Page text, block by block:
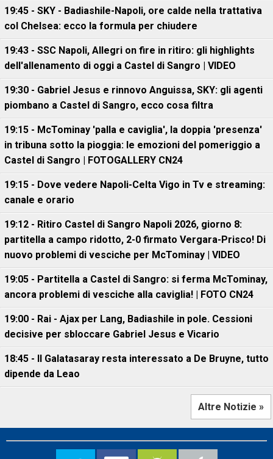
19:45 - SKY - Badiashile-Napoli, ore calde nella trattativa
col Chelsea: ecco la formula per chiudere
19:43 - SSC Napoli, Allegri on fire in ritiro: gli highlights
dell'allenamento di oggi a Castel di Sangro | VIDEO
19:30 - Gabriel Jesus e rinnovo Anguissa, SKY: gli agenti
piombano a Castel di Sangro, ecco cosa filtra
19:15 - McTominay 'palla e caviglia', la doppia 'presenza'
in tribuna sotto la pioggia: le emozioni del pomeriggio a
Castel di Sangro | FOTOGALLERY CN24
19:15 - Dove vedere Napoli-Celta Vigo in Tv e streaming:
canale e orario
19:12 - Ritiro Castel di Sangro Napoli 2026, giorno 8:
partitella a campo ridotto, 2-0 firmato Vergara-Prisco! Di
nuovo problemi di vesciche per McTominay | VIDEO
19:05 - Partitella a Castel di Sangro: si ferma McTominay,
ancora problemi di vesciche alla caviglia! | FOTO CN24
19:00 - Rai - Ajax per Lang, Badiashile in pole. Cessioni
decisive per sbloccare Gabriel Jesus e Vicario
18:45 - Il Galatasaray resta interessato a De Bruyne, tutto
dipende da Leao
Altre Notizie »